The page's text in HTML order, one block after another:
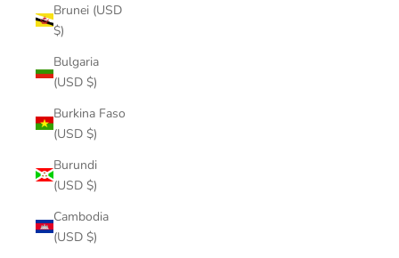
Brunei (USD
$)
Bulgaria
(USD $)
Burkina Faso
(USD $)
Burundi
(USD $)
Cambodia
(USD $)